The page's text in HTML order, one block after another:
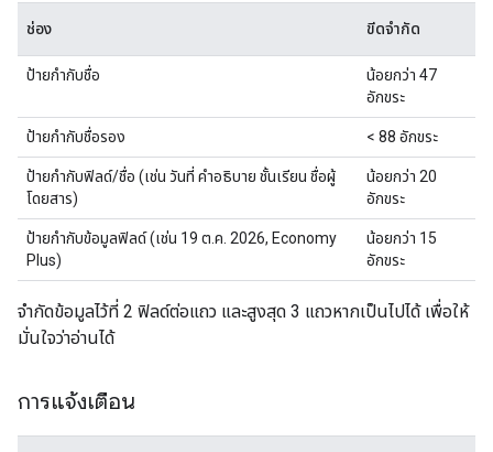
ช่อง ขีดจำกัด
ป้ายกำกับชื่อ
น้อยกว่า 47
อักขระ
ป้ายกำกับชื่อรอง < 88 อักขระ
ป้ายกำกับฟิลด์/ชื่อ (เช่น วันที่ คำอธิบาย ชั้นเรียน ชื่อผู้
โดยสาร)
น้อยกว่า 20
อักขระ
ป้ายกำกับข้อมูลฟิลด์ (เช่น 19 ต.ค. 2026, Economy
Plus)
น้อยกว่า 15
อักขระ
จำกัดข้อมูลไว้ที่ 2 ฟิลด์ต่อแถว และสูงสุด 3 แถวหากเป็นไปได้ เพื่อให้
มั่นใจว่าอ่านได้
การแจ้งเตือน